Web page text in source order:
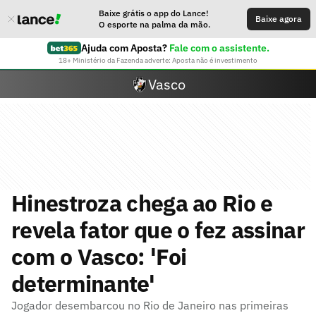
Baixe grátis o app do Lance!
O esporte na palma da mão.
Baixe agora
Ajuda com Aposta? Fale com o assistente.
18+ Ministério da Fazenda adverte: Aposta não é investimento
Vasco
Hinestroza chega ao Rio e
revela fator que o fez assinar
com o Vasco: 'Foi
determinante'
Jogador desembarcou no Rio de Janeiro nas primeiras